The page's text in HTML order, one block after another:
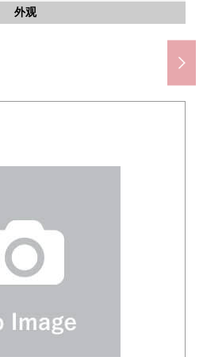
外观
外观
外观
外观
外观
外观
外观
面道路的外观
PARCO(约880m)
雀丘商店(约630m)
云雀之丘专业商店店(约880m)
云雀丘(约900m)
新座栗原店(约450m)
云雀丘站北店(约730m)
雀丘站北口店(约900m)
科诊所(约490m)
西武云雀丘商店(约630m)
雀之丘专业商店店(约880m)
立第2小学(约1160m)
大门中的学校(约850m)